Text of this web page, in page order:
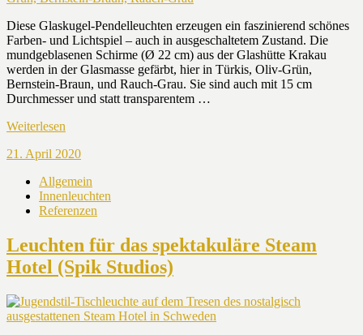
Diese Glaskugel-Pendelleuchten erzeugen ein faszinierend schönes
Farben- und Lichtspiel – auch in ausgeschaltetem Zustand. Die
mundgeblasenen Schirme (Ø 22 cm) aus der Glashütte Krakau
werden in der Glasmasse gefärbt, hier in Türkis, Oliv-Grün,
Bernstein-Braun, und Rauch-Grau. Sie sind auch mit 15 cm
Durchmesser und statt transparentem …
Weiterlesen
21. April 2020
Allgemein
Innenleuchten
Referenzen
Leuchten für das spektakuläre Steam
Hotel (Spik Studios)